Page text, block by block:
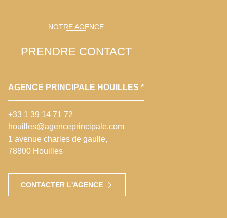
NOTRE AGENCE
PRENDRE CONTACT
AGENCE PRINCIPALE HOUILLES *
+33 1 39 14 71 72
houilles@agenceprincipale.com
1 avenue charles de gaulle,
78800 Houilles
CONTACTER L'AGENCE